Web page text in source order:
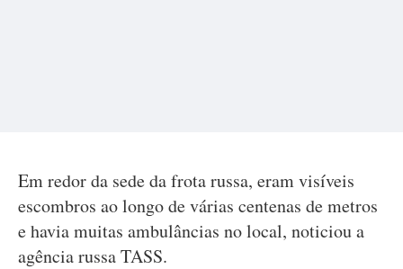
Em redor da sede da frota russa, eram visíveis
escombros ao longo de várias centenas de metros
e havia muitas ambulâncias no local, noticiou a
agência russa TASS.